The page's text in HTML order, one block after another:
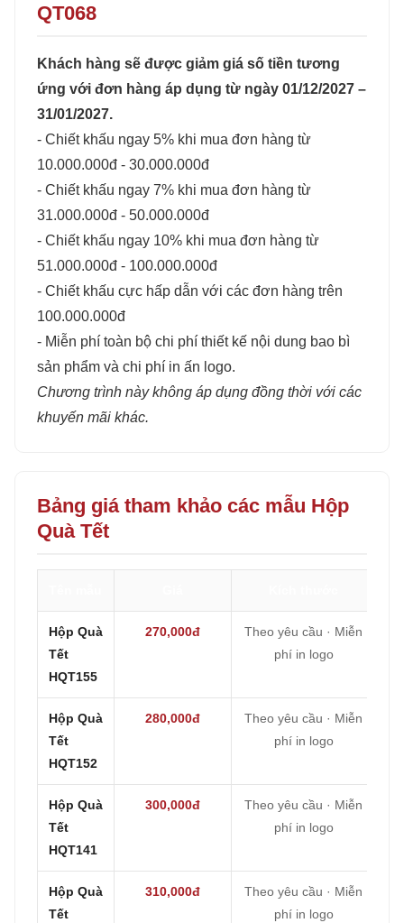
QT068
Khách hàng sẽ được giảm giá số tiền tương
ứng với đơn hàng áp dụng từ ngày 01/12/2027 –
31/01/2027.
- Chiết khấu ngay 5% khi mua đơn hàng từ
10.000.000đ - 30.000.000đ
- Chiết khấu ngay 7% khi mua đơn hàng từ
31.000.000đ - 50.000.000đ
- Chiết khấu ngay 10% khi mua đơn hàng từ
51.000.000đ - 100.000.000đ
- Chiết khấu cực hấp dẫn với các đơn hàng trên
100.000.000đ
- Miễn phí toàn bộ chi phí thiết kế nội dung bao bì
sản phẩm và chi phí in ấn logo.
Chương trình này không áp dụng đồng thời với các
khuyến mãi khác.
Bảng giá tham khảo các mẫu Hộp
Quà Tết
Hộp Quà
Tết
HQT155
270,000đ
Theo yêu cầu · Miễn
phí in logo
Hộp Quà
Tết
HQT152
280,000đ
Theo yêu cầu · Miễn
phí in logo
Hộp Quà
Tết
HQT141
300,000đ
Theo yêu cầu · Miễn
phí in logo
Hộp Quà
Tết
310,000đ
Theo yêu cầu · Miễn
phí in logo